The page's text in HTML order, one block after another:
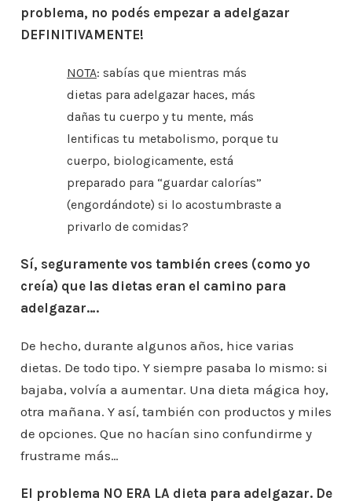
problema, no podés empezar a adelgazar
DEFINITIVAMENTE!
NOTA: sabías que mientras más
dietas para adelgazar haces, más
dañas tu cuerpo y tu mente, más
lentificas tu metabolismo, porque tu
cuerpo, biologicamente, está
preparado para “guardar calorías”
(engordándote) si lo acostumbraste a
privarlo de comidas?
Sí, seguramente vos también crees (como yo
creía) que las dietas eran el camino para
adelgazar….
De hecho, durante algunos años, hice varias
dietas. De todo tipo. Y siempre pasaba lo mismo: si
bajaba, volvía a aumentar. Una dieta mágica hoy,
otra mañana. Y así, también con productos y miles
de opciones. Que no hacían sino confundirme y
frustrame más…
El problema NO ERA LA dieta para adelgazar. De